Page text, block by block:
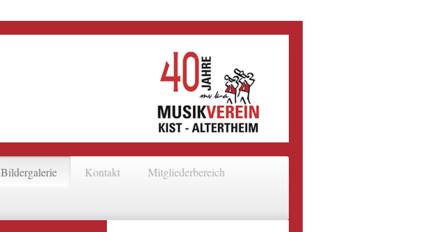
Bildergalerie Kontakt Mitgliederbereich